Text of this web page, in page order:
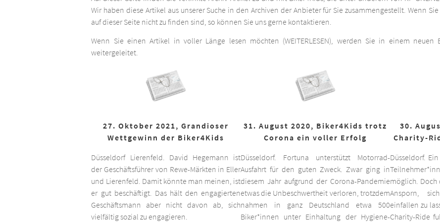
Wir haben diese Artikel aus unserer Suche in den Archiven der Anbieter für Sie zusammengestellt. Wenn
auf dieser Seite nicht zu finden sind, so können Sie uns gerne kontaktieren.
Wenn Sie einen Artikel in voller Länge lesen möchten (WEITERLESEN), werden Sie in einem neuen
weitergeleitet.
27. Oktober 2021, Grandioser
Wettgewinn der Biker4Kids
Düsseldorf Lierenfeld. David Hegemann ist
der Geschäftsführer von Rewe-Märkten in Eller
und Lierenfeld. Damit könnte man meinen, ist
er gut beschäftigt. Das hält den engagierten
Geschäftsmann aber nicht davon ab, sich
vielfältig sozial zu engagieren.
31. August 2020, Biker4Kids trotz
Corona ein voller Erfolg
Düsseldorf. Fortuna unterstützt Motorrad-
Ausfahrt für den guten Zweck. Zwar ging in
diesem Jahr aufgrund der Corona-Pandemie
etwas die Unbeschwertheit verloren, trotzdem
nahmen in ganz Deutschland etwa 500
Biker*innen unter Einhaltung der Hygiene-
30.
Charity-
Düsseldorf.
möglich. Doch
Ansporn,
einfallen zu
Charity-Ride